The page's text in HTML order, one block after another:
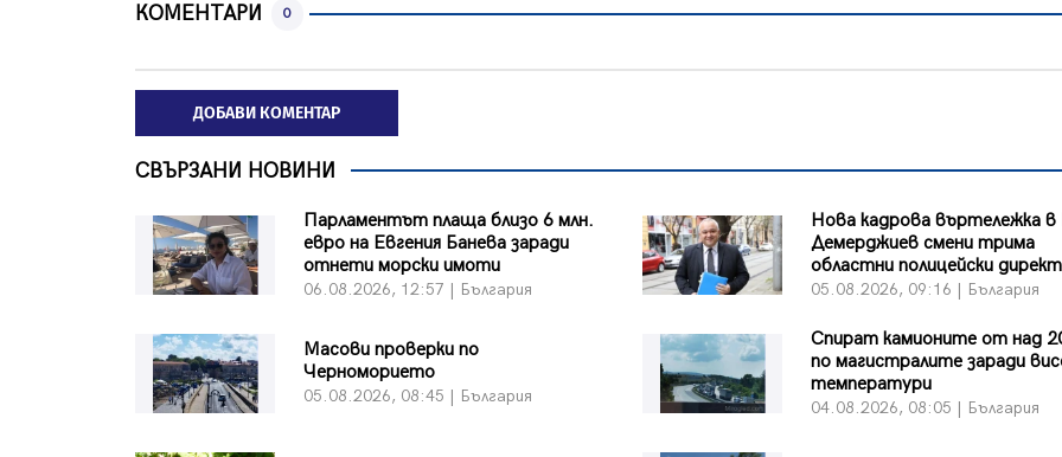
КОМЕНТАРИ 0
ДОБАВИ КОМЕНТАР
СВЪРЗАНИ НОВИНИ
Парламентът плаща близо 6 млн.
евро на Евгения Банева заради
отнети морски имоти
06.08.2026, 12:57 | България
Нова кадрова въртележка
Демерджиев смени трима
областни полицейски
05.08.2026, 09:16 | България
Масови проверки по
Черноморието
05.08.2026, 08:45 | България
Спират камионите от над
по магистралите заради
температури
04.08.2026, 08:05 | България